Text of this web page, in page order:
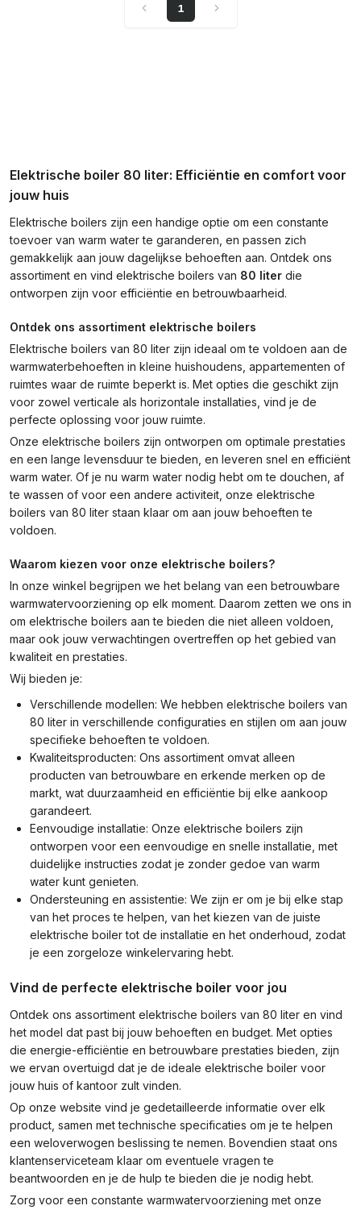
1
Elektrische boiler 80 liter: Efficiëntie en comfort voor
jouw huis
Elektrische boilers zijn een handige optie om een constante
toevoer van warm water te garanderen, en passen zich
gemakkelijk aan jouw dagelijkse behoeften aan. Ontdek ons
assortiment en vind elektrische boilers van 80 liter die
ontworpen zijn voor efficiëntie en betrouwbaarheid.
Ontdek ons assortiment elektrische boilers
Elektrische boilers van 80 liter zijn ideaal om te voldoen aan de
warmwaterbehoeften in kleine huishoudens, appartementen of
ruimtes waar de ruimte beperkt is. Met opties die geschikt zijn
voor zowel verticale als horizontale installaties, vind je de
perfecte oplossing voor jouw ruimte.
Onze elektrische boilers zijn ontworpen om optimale prestaties
en een lange levensduur te bieden, en leveren snel en efficiënt
warm water. Of je nu warm water nodig hebt om te douchen, af
te wassen of voor een andere activiteit, onze elektrische
boilers van 80 liter staan klaar om aan jouw behoeften te
voldoen.
Waarom kiezen voor onze elektrische boilers?
In onze winkel begrijpen we het belang van een betrouwbare
warmwatervoorziening op elk moment. Daarom zetten we ons in
om elektrische boilers aan te bieden die niet alleen voldoen,
maar ook jouw verwachtingen overtreffen op het gebied van
kwaliteit en prestaties.
Wij bieden je:
Verschillende modellen: We hebben elektrische boilers van
80 liter in verschillende configuraties en stijlen om aan jouw
specifieke behoeften te voldoen.
Kwaliteitsproducten: Ons assortiment omvat alleen
producten van betrouwbare en erkende merken op de
markt, wat duurzaamheid en efficiëntie bij elke aankoop
garandeert.
Eenvoudige installatie: Onze elektrische boilers zijn
ontworpen voor een eenvoudige en snelle installatie, met
duidelijke instructies zodat je zonder gedoe van warm
water kunt genieten.
Ondersteuning en assistentie: We zijn er om je bij elke stap
van het proces te helpen, van het kiezen van de juiste
elektrische boiler tot de installatie en het onderhoud, zodat
je een zorgeloze winkelervaring hebt.
Vind de perfecte elektrische boiler voor jou
Ontdek ons assortiment elektrische boilers van 80 liter en vind
het model dat past bij jouw behoeften en budget. Met opties
die energie-efficiëntie en betrouwbare prestaties bieden, zijn
we ervan overtuigd dat je de ideale elektrische boiler voor
jouw huis of kantoor zult vinden.
Op onze website vind je gedetailleerde informatie over elk
product, samen met technische specificaties om je te helpen
een weloverwogen beslissing te nemen. Bovendien staat ons
klantenserviceteam klaar om eventuele vragen te
beantwoorden en je de hulp te bieden die je nodig hebt.
Zorg voor een constante warmwatervoorziening met onze